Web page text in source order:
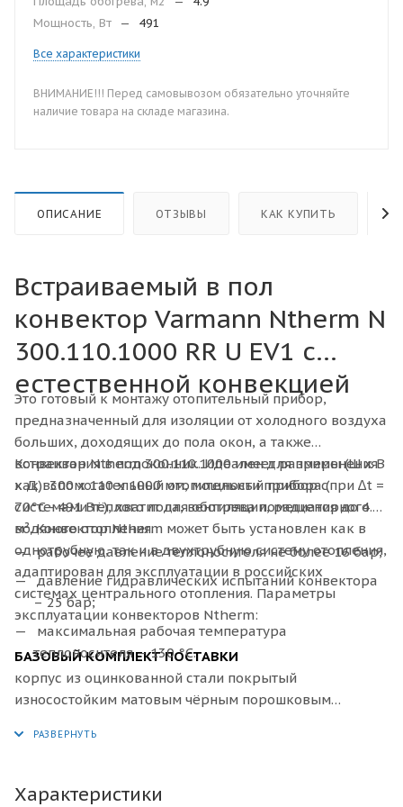
Мощность, Вт
— 491
Все характеристики
ВНИМАНИЕ!!! Перед самовывозом обязательно уточняйте
наличие товара на складе магазина.
ОПИСАНИЕ ОТЗЫВЫ КАК КУПИТЬ
Встраиваемый в пол
конвектор Varmann Ntherm N
300.110.1000 RR U EV1 с
естественной конвекцией
Это готовый к монтажу отопительный прибор,
предназначенный для изоляции от холодного воздуха
больших, доходящих до пола окон, а также
встраивания в подоконник. Идеален для применения
как вспомогательный отопительный прибор с
системами тёплого пола, вентиляции, радиаторного
водяного отопления.
Конвектор Ntherm 300.110.1000 имеет размеры (Ш x В
x Д): 300 х 110 х 1000 мм, мощности прибора (при ∆t =
70°C - 491 Вт.), хватит для обогрева помещения до 4.9
м². Конвектор Ntherm может быть установлен как в
однотрубную, так и в двухтрубную систему отопления,
адаптирован для эксплуатации в российских
системах центрального отопления. Параметры
эксплуатации конвекторов Ntherm:
рабочее давление теплоносителя не более 16 бар;
давление гидравлических испытаний конвектора
– 25 бар;
максимальная рабочая температура
теплоносителя – 130 °С.
БАЗОВЫЙ КОМПЛЕКТ ПОСТАВКИ
корпус из оцинкованной стали покрытый
износостойким матовым чёрным порошковым
декоративная рамка по периметру корпуса из
выполненная в цвет решетки, с черной полосой из
Характеристики